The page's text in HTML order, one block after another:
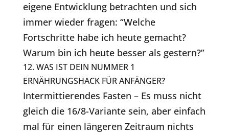
eigene Entwicklung betrachten und sich
immer wieder fragen: “Welche
Fortschritte habe ich heute gemacht?
Warum bin ich heute besser als gestern?”
12. WAS IST DEIN NUMMER 1
ERNÄHRUNGSHACK FÜR ANFÄNGER?
Intermittierendes Fasten – Es muss nicht
gleich die 16/8-Variante sein, aber einfach
mal für einen längeren Zeitraum nichts